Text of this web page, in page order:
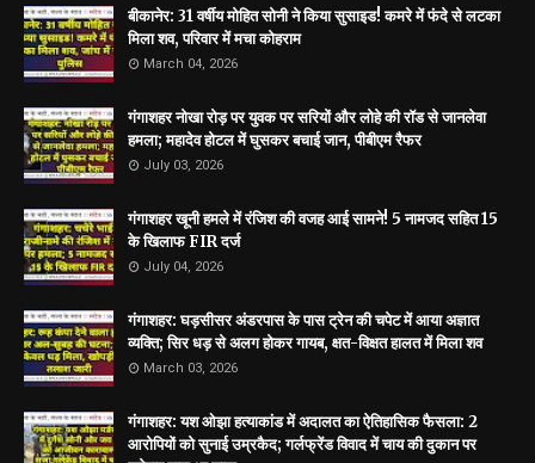
बीकानेर: 31 वर्षीय मोहित सोनी ने किया सुसाइड! कमरे में फंदे से लटका
मिला शव, परिवार में मचा कोहराम
March 04, 2026
गंगाशहर नोखा रोड़ पर युवक पर सरियों और लोहे की रॉड से जानलेवा
हमला; महादेव होटल में घुसकर बचाई जान, पीबीएम रैफर
July 03, 2026
गंगाशहर खूनी हमले में रंजिश की वजह आई सामने! 5 नामजद सहित 15
के खिलाफ FIR दर्ज
July 04, 2026
गंगाशहर: घड़सीसर अंडरपास के पास ट्रेन की चपेट में आया अज्ञात
व्यक्ति; सिर धड़ से अलग होकर गायब, क्षत-विक्षत हालत में मिला शव
March 03, 2026
गंगाशहर: यश ओझा हत्याकांड में अदालत का ऐतिहासिक फैसला: 2
आरोपियों को सुनाई उम्रकैद; गर्लफ्रेंड विवाद में चाय की दुकान पर